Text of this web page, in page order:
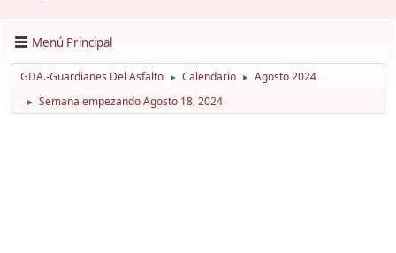
Menú Principal
GDA.-Guardianes Del Asfalto ► Calendario ► Agosto 2024
► Semana empezando Agosto 18, 2024